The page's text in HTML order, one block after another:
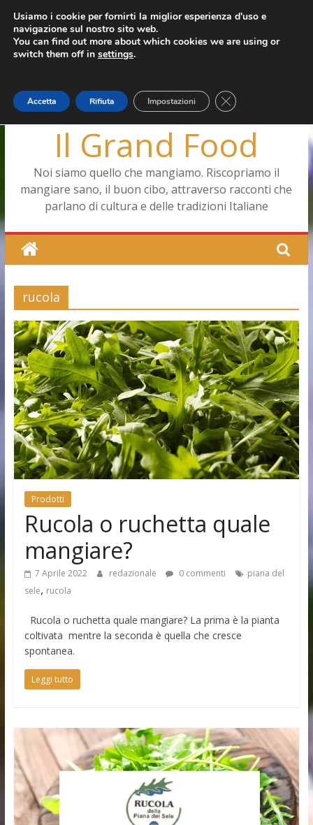
Salta
contenuto
giovedì, Agosto 6, 2026
Ultimo: Pizza a Corte
Menopausa, una forma smagliante senza età
Capodimonte, ritorna la tavola di corte
Il Grand Food
Noi siamo quello che mangiamo. Riscopriamo il
mangiare sano, il buon cibo, attraverso racconti che
parlano di cultura e delle tradizioni Italiane
rucola
Prodotti
Rucola o ruchetta quale
mangiare?
7 Aprile 2022 redazionale 0 commenti
piana del
sele, rucola
Rucola o ruchetta quale mangiare? La prima è la pianta
coltivata mentre la seconda è quella che cresce
spontanea.
Leggi tutto
Usiamo i cookie per fornirti la miglior esperienza d'uso e
navigazione sul nostro sito web.
You can find out more about which cookies we are using or
switch them off in settings.
Accetta Rifiuta Impostazioni Close GDPR